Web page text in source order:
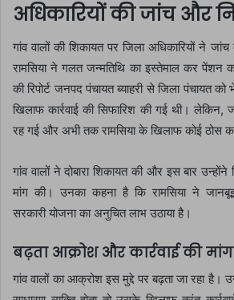
अधिकारियों की जांच और
गांव वालों की शिकायत पर जिला अधिकारियों ने
रामसिया ने गलत जन्मतिथि का इस्तेमाल कर पेंशन
की रिपोर्ट जनपद पंचायत ब्याहरी से जिला पंचायत
खिलाफ कार्रवाई की सिफारिश की गई थी। लेकिन,
रह गई और अभी तक रामसिया के खिलाफ कोई ठोस
गांव वालों ने दोबारा शिकायत की और इस बार उन्होंने
मांग की। उनका कहना है कि रामसिया ने
सरकारी योजना का अनुचित लाभ उठाया है।
बढ़ता आक्रोश और कार्रवाई की मांग
गांव वालों का आक्रोश इस मुद्दे पर बढ़ता जा रहा